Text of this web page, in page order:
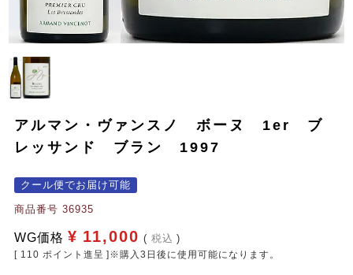
アルマン・ヴァンスノ ボーヌ 1er ブ
レッサンド ブラン 1997
クール便でお届け可能
商品番号 36935
WG価格 ¥ 11,000 税込
[ 110 ポイント進呈 ]※購入3日後に使用可能になります。